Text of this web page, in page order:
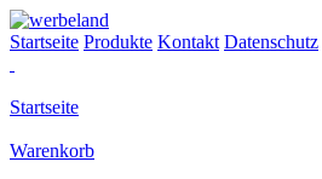
Startseite Produkte Kontakt Datenschutz
Startseite
Warenkorb